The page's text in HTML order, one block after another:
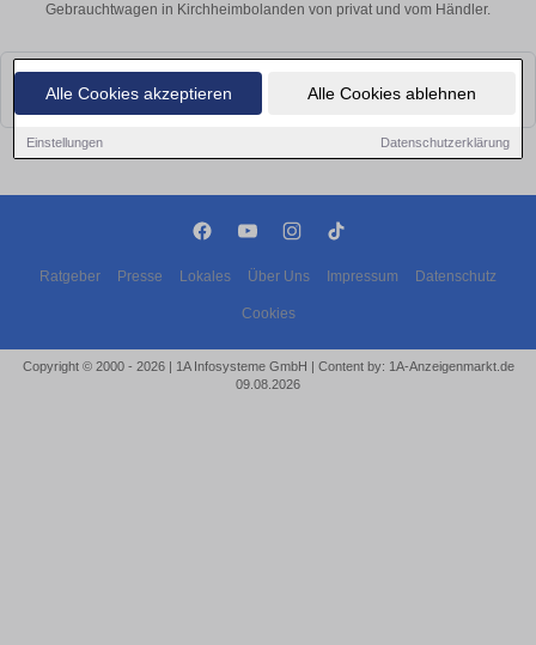
Alle Cookies akzeptieren Alle Cookies ablehnen
Einstellungen Datenschutzerklärung
Gebrauchtwagen in Kirchheimbolanden von privat und vom Händler.
Leider konnten wir derzeit keine passenden Autos finden. Schauen Sie
bald wieder vorbei!
Ratgeber Presse Lokales Über Uns Impressum Datenschutz
Cookies
Copyright © 2000 - 2026 | 1A Infosysteme GmbH | Content by: 1A-Anzeigenmarkt.de
09.08.2026